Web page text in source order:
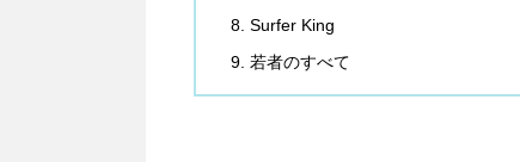
Surfer King
若者のすべて